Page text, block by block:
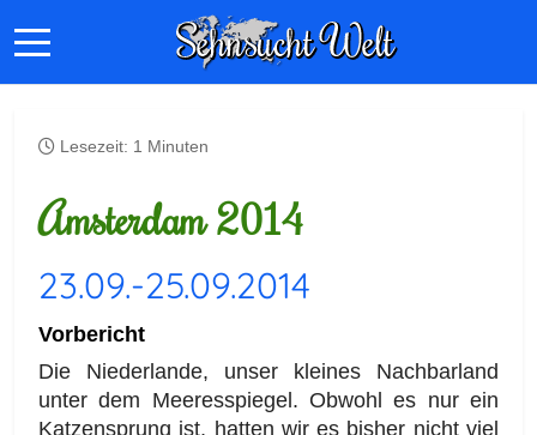
Lesezeit: 1 Minuten
Amsterdam 2014
23.09.-25.09.2014
Vorbericht
Die Niederlande, unser kleines Nachbarland
unter dem Meeresspiegel. Obwohl es nur ein
Katzensprung ist, hatten wir es bisher nicht viel